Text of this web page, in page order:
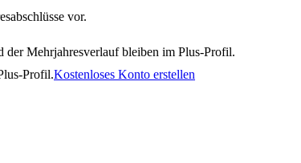
vor.
der Mehrjahresverlauf bleiben im Plus-Profil.
Profil.Kostenloses Konto erstellen